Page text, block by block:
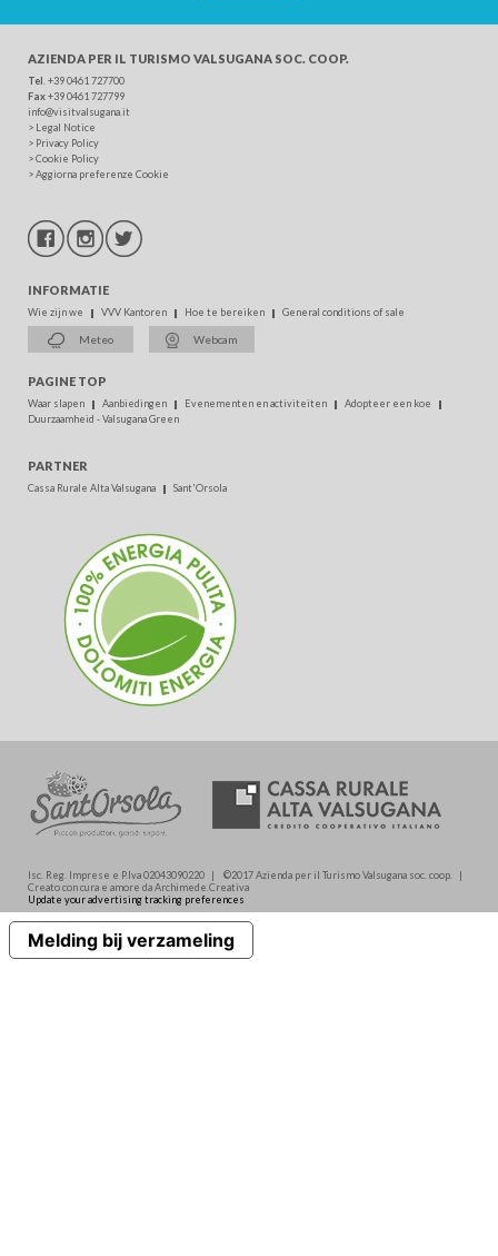
AZIENDA PER IL TURISMO VALSUGANA SOC. COOP.
Tel . +39 0461 727700
Fax+39 0461 727799
info@visitvalsugana.it
> Legal Notice
> Privacy Policy
>Cookie Policy
>Aggiorna preferenze Cookie
INFORMATIE
Wie zijn we VVV Kantoren Hoe te bereiken General conditions of sale
Meteo Webcam
PAGINE TOP
Waar slapen Aanbiedingen Evenementen en activiteiten
Adopteer een koe
Duurzaamheid - Valsugana Green
PARTNER
Cassa Rurale Alta Valsugana Sant'Orsola
Isc. Reg. Imprese e P.Iva 02043090220 | ©2017 Azienda per il Turismo Valsugana soc. coop. |
Creato con cura e amore da Archimede.Creativa
Update your advertising tracking preferences
Melding bij verzameling